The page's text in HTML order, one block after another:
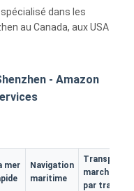
dans les
au Canada, aux USA
- Amazon
mer
Navigation
maritime
Transport
par train